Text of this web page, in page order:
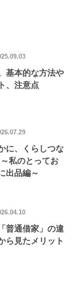
基本的な方法や
、注意点
に、くらしつな
私のとってお
出品編～
普通借家」の違
ら見たメリット